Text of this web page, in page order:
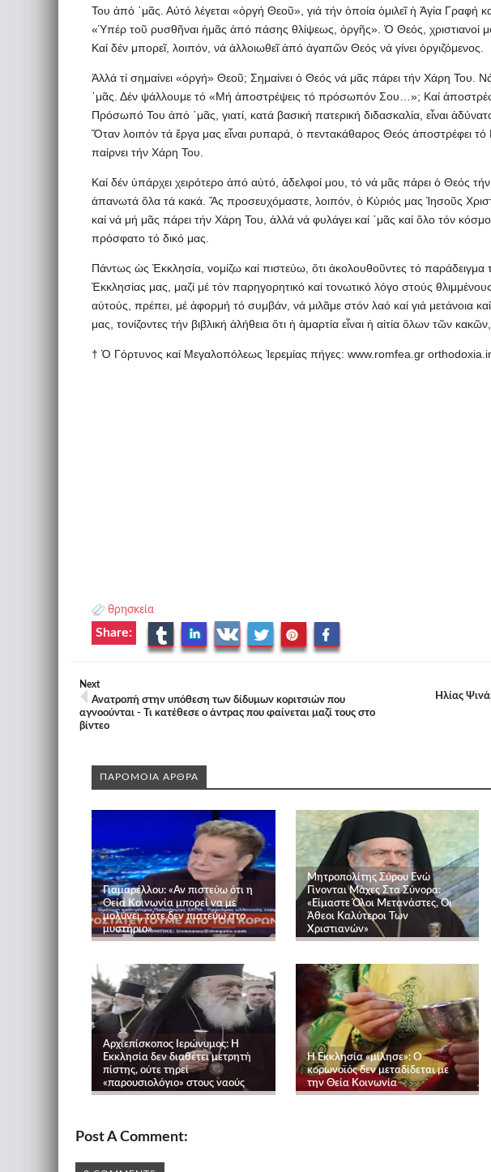
Του ἀπό ᾽μᾶς. Αὐτό λέγεται «ὀργή Θεοῦ», γιά τήν ὁποία ὁμιλεῖ ἡ Ἁγία Γραφή
«Ὑπέρ τοῦ ρυσθῆναι ἡμᾶς ἀπό πάσης θλίψεως, ὀργῆς». Ὁ Θεός, χριστιανοί μου,
Καί δέν μπορεῖ, λοιπόν, νά ἀλλοιωθεῖ ἀπό ἀγαπῶν Θεός νά γίνει ὀργιζόμενος.
Ἀλλά τί σημαίνει «ὀργή» Θεοῦ; Σημαίνει ὁ Θεός νά μᾶς πάρει τήν Χάρη
᾽μᾶς. Δέν ψάλλουμε τό «Μή ἀποστρέψεις τό πρόσωπόν Σου…»; Καί
Πρόσωπό Του ἀπό ᾽μᾶς, γιατί, κατά βασική πατερική διδασκαλία, εἶναι
Ὅταν λοιπόν τά ἔργα μας εἶναι ρυπαρά, ὁ πεντακάθαρος Θεός ἀποστρέφει
παίρνει τήν Χάρη Του.
Καί δέν ὑπάρχει χειρότερο ἀπό αὐτό, ἀδελφοί μου, τό νά μᾶς πάρει ὁ Θεός
ἀπανωτά ὅλα τά κακά. Ἄς προσευχόμαστε, λοιπόν, ὁ Κύριός μας Ἰησοῦς
καί νά μή μᾶς πάρει τήν Χάρη Του, ἀλλά νά φυλάγει καί ᾽μᾶς καί ὅλο τόν
πρόσφατο τό δικό μας.
Πάντως ὡς Ἐκκλησία, νομίζω καί πιστεύω, ὅτι ἀκολουθοῦντες τό
Ἐκκλησίας μας, μαζί μέ τόν παρηγορητικό καί τονωτικό λόγο στούς
αὐτούς, πρέπει, μέ ἀφορμή τό συμβάν, νά μιλᾶμε στόν λαό καί γιά μετάνοια
μας, τονίζοντες τήν βιβλική ἀλήθεια ὅτι ἡ ἁμαρτία εἶναι ἡ αἰτία ὅλων τῶν
† Ὁ Γόρτυνος καί Μεγαλοπόλεως Ἰερεμίας πήγες: www.romfea.gr
θρησκεία
Share:
Next
Ανατροπή στην υπόθεση των δίδυμων κοριτσιών που
αγνοούνται - Τι κατέθεσε ο άντρας που φαίνεται μαζί τους στο
βίντεο
Ηλίας
ΠΑΡΟΜΟΙΑ ΑΡΘΡΑ
Γιαμαρέλλου: «Αν πιστεύω ότι η
Θεία Κοινωνία μπορεί να με
μολύνει, τότε δεν πιστεύω στο
μυστήριο»
Μητροπολίτης Σύρου Ενώ
Γίνονται Μάχες Στα Σύνορα:
«Είμαστε Όλοι Μετανάστες, Οι
Άθεοι Καλύτεροι Των
Χριστιανών»
Αρχιεπίσκοπος Ιερώνυμος: Η
Εκκλησία δεν διαθέτει μετρητή
πίστης, ούτε τηρεί
«παρουσιολόγιο» στους ναούς
Η Εκκλησία «μίλησε»: Ο
κορωνοϊός δεν μεταδίδεται με
την Θεία Κοινωνία
Post A Comment: